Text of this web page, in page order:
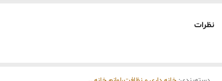
مقاومت بالا در برابر زنگ‌زدگی
نظرات